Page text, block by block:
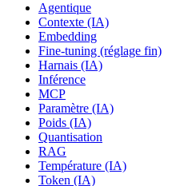
Agentique
Contexte (IA)
Embedding
Fine-tuning (réglage fin)
Harnais (IA)
Inférence
MCP
Paramètre (IA)
Poids (IA)
Quantisation
RAG
Température (IA)
Token (IA)